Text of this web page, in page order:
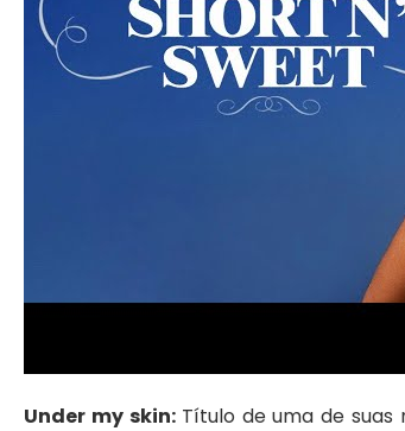
Under my skin: Título de uma de suas